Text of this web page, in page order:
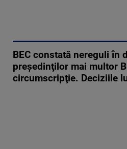
BEC constată nereguli în
preşedinţilor mai multor
circumscripţie. Deciziile